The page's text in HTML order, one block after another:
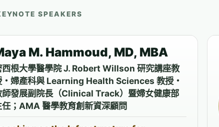
SPEAKERS
M. Hammoud, MD, MBA
西根大學醫學院 J. Robert Willson 研究講座教
・婦產科與 Learning Health Sciences 教授・
師發展副院長（Clinical Track）暨婦女健康部
任；AMA 醫學教育創新資深顧問